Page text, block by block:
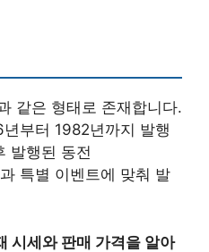
같은 형태로 존재합니다.
부터 1982년까지 발행
발행된 동전
특별 이벤트에 맞춰 발
시세와 판매 가격을 알아